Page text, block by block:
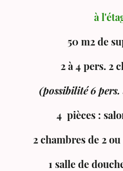
à
50 m2 de
2 à 4 pers. 2
(possibilité 6
4 pièces :
2 chambres de 2
1 salle de